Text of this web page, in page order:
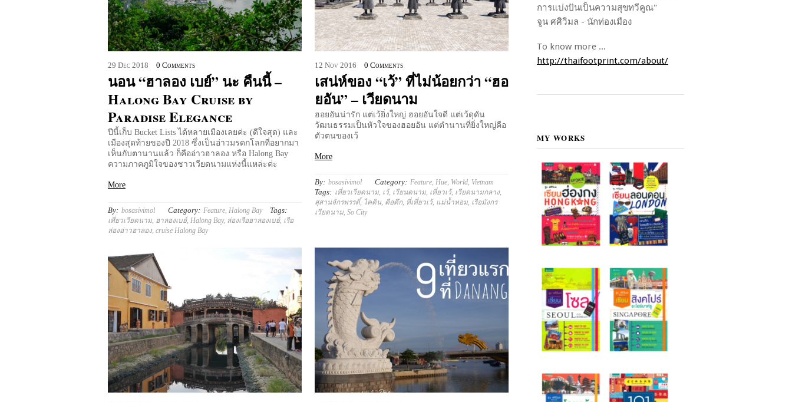
29 Dec 2018 0 Comments
นอน “ฮาลอง เบย์” นะ คืนนี้ –
Halong Bay Cruise by
Paradise Elegance
ปีนี้เก็บ Bucket Lists ได้หลายเมืองเลยค่ะ (ดีใจสุด) และ
เมืองสุดท้ายของปี 2018 ซึ่งเป็นอ่าวมรดกโลกที่อยากมา
เห็นกับตานานแล้ว ก็คืออ่าวฮาลอง หรือ Halong Bay
ความภาคภูมิใจของชาวเวียดนามแห่งนี้แหล่ะค่ะ
More
By: bosasivimol Category: Feature Halong Bay Tags:
เที่ยวเวียดนาม ฮาลองเบย์, Halong Bay, ล่องเรือฮาลองเบย์, เรือ
ล่องอ่าวฮาลอง, cruise Halong Bay
12 Nov 2016 0 Comments
เสน่ห์ของ “เว้” ที่ไม่น้อยกว่า “ฮอ
ยอัน” – เวียดนาม
ฮอยอันน่ารัก แต่เว้ยิ่งใหญ่ ฮอยอันใจดี แต่เว้ดุดัน
วัฒนธรรมเป็นหัวใจของฮอยอัน แต่ตำนานที่ยิ่งใหญ่คือ
ตัวตนของเว้
More
By: bosasivimol Category: Feature, Hue, World, Vietnam
Tags: เที่ยวเวียดนาม, เว้, เวียนดนาม, เที่ยวเว้, เวียดนามกลาง,
สุสานจักรพรรดิ์, ไคดิน, ตือดึก, ที่เที่ยวเว้, แม่น้ำหอม, เรือมังกร
เวียดนาม, So City
การแบ่งปันเป็นความสุขทวีคูณ"
จูน ศศิวิมล - นักท่องเมือง
To know more ...
http://thaifootprint.com/about/
MY WORKS